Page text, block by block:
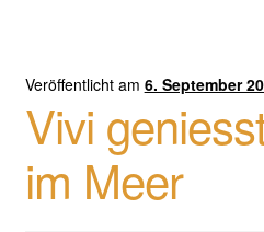
Veröffentlicht am 6. September
Vivi
im Meer